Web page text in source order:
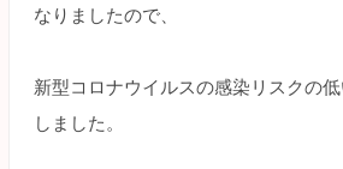
なりましたので、
新型コロナウイルスの感染リスクの
しました。